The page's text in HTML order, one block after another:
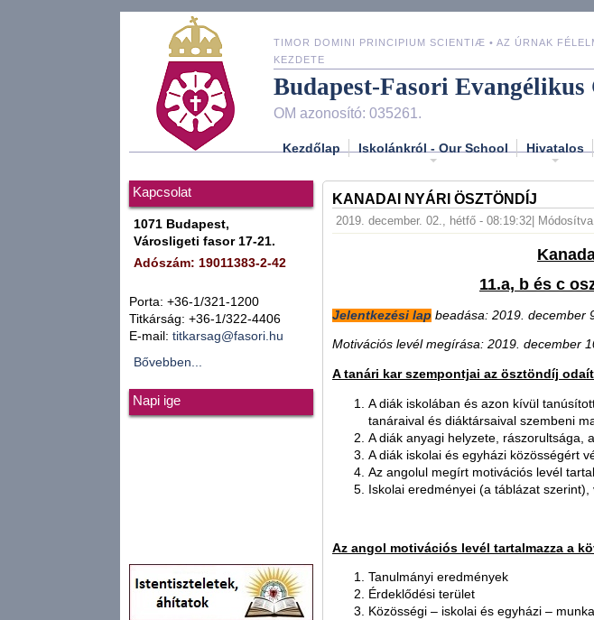
TIMOR DOMINI PRINCIPIUM SCIENTIÆ • AZ ÚRNAK
KEZDETE
Budapest-Fasori
OM azonosító: 035261.
Kezdőlap Iskolánkról - Our School Hivatalos
Kapcsolat
1071 Budapest,
Városligeti fasor 17-21.
Adószám: 19011383-2-42
Porta: +36-1/321-1200
Titkárság: +36-1/322-4406
E-mail: titkarsag@fasori.hu
Bővebben...
Napi ige
KANADAI NYÁRI ÖSZTÖNDÍJ
2019. december. 02., hétfő - 08:19:32 |
11.a, b és c
Jelentkezési lap beadása: 2019. december
Motivációs levél megírása: 2019. december
A tanári kar szempontjai az ösztöndíj
A diák iskolában és azon kívül
tanáraival és diáktársaival szembeni
A diák anyagi helyzete, rászorultsága,
A diák iskolai és egyházi közösségért
Az angolul megírt motivációs levél
Iskolai eredményei (a táblázat szerint),
Az angol motivációs levél tartalmazza a
Tanulmányi eredmények
Érdeklődési terület
Közösségi – iskolai és egyházi – munka